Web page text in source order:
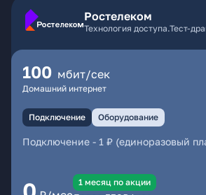
Ростелеком
Технология доступа.Тест-
100 мбит/сек
Домашний интернет
Подключение Оборудование
Подключение - 1 ₽ (единоразовый
1 месяц по акции